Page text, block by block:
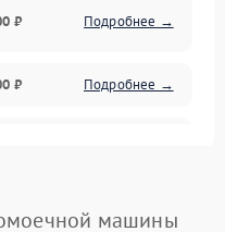
₽ Подробнее →
₽ Подробнее →
₽ Подробнее →
машины